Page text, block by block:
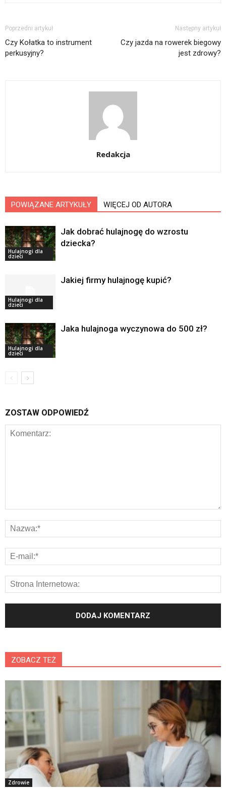
Poprzedni artykuł
Czy Kołatka to instrument
perkusyjny?
Następny artykuł
Czy jazda na rowerek biegowy
jest zdrowy?
Redakcja
POWIĄZANE ARTYKUŁY WIĘCEJ OD AUTORA
Hulajnogi dla
dzieci
Jak dobrać hulajnogę do wzrostu
dziecka?
Hulajnogi dla
dzieci
Jakiej firmy hulajnogę kupić?
Hulajnogi dla
dzieci
Jaka hulajnoga wyczynowa do 500 zł?
ZOSTAW ODPOWIEDŹ
ZOBACZ TEŻ
Zdrowie